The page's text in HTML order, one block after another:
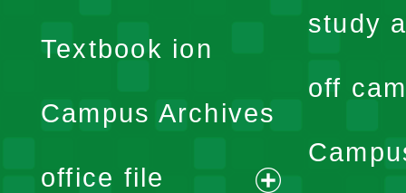
menu
Textbook ion
Campus Archives
office file
study
off